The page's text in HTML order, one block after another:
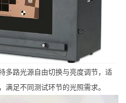
多路光源自由切换与亮度调节，适
足不同测试环节的光照需求。